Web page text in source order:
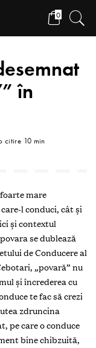
0
în
citire 10 min
mare
l conduci, cât şi
şi contextul
se dublează
de Conducere al
„povară” nu
şi încrederea cu
te fac să crezi
zdruncina
pe care o conduce
bine chibzuită,